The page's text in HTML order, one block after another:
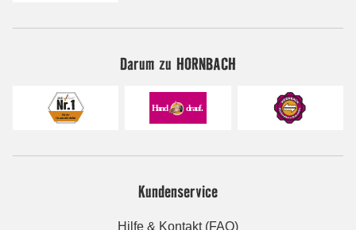
Darum zu HORNBACH
Kundenservice
Hilfe & Kontakt (FAQ)